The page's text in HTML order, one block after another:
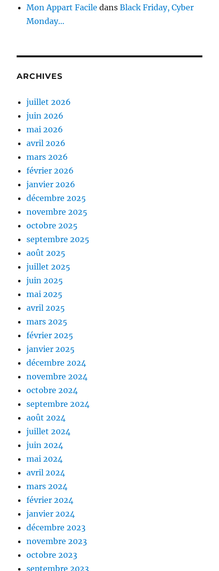
Mon Appart Facile dansBlack Friday, Cyber
Monday…
ARCHIVES
juillet 2026
juin 2026
mai 2026
avril 2026
mars 2026
février 2026
janvier 2026
décembre 2025
novembre 2025
octobre 2025
septembre 2025
août 2025
juillet 2025
juin 2025
mai 2025
avril 2025
mars 2025
février 2025
janvier 2025
décembre 2024
novembre 2024
octobre 2024
septembre 2024
août 2024
juillet 2024
juin 2024
mai 2024
avril 2024
mars 2024
février 2024
janvier 2024
décembre 2023
novembre 2023
octobre 2023
septembre 2023